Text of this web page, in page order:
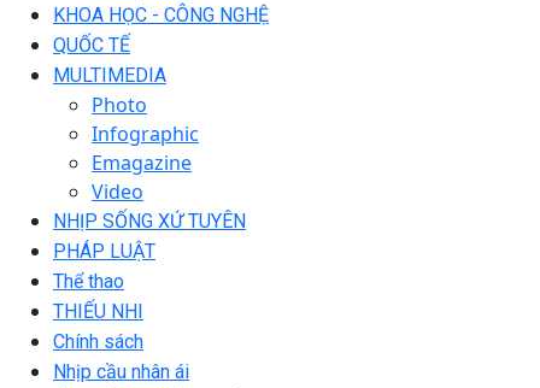
KHOA HỌC - CÔNG NGHỆ
QUỐC TẾ
MULTIMEDIA
Photo
Infographic
Emagazine
Video
NHỊP SỐNG XỨ TUYÊN
PHÁP LUẬT
Thể thao
THIẾU NHI
Chính sách
Nhịp cầu nhân ái